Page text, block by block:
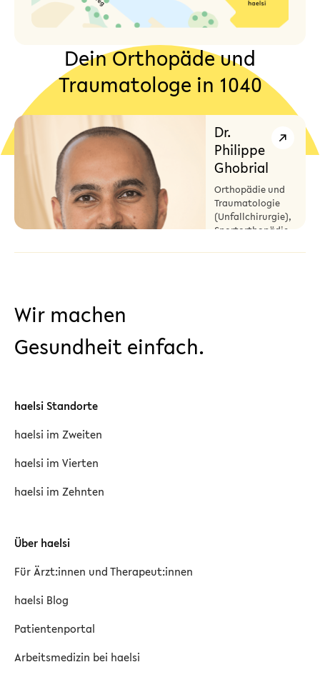
Dein Orthopäde und
Traumatologe in 1040
Dr.
Philippe
Ghobrial
Orthopädie und
Traumatologie
(Unfallchirurgie),
Sportorthopädie
Wir machen
Gesundheit einfach.
haelsi Standorte
haelsi im Zweiten
haelsi im Vierten
haelsi im Zehnten
Über haelsi
Für Ärzt:innen und Therapeut:innen
haelsi Blog
Patientenportal
Arbeitsmedizin bei haelsi